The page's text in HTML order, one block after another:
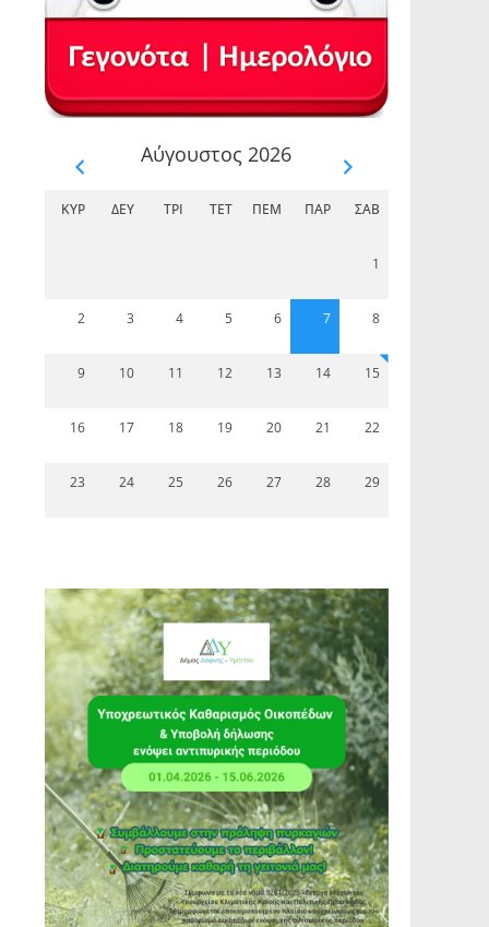
Αύγουστος 2026
ΚΥΡ ΔΕΥ ΤΡΊ ΤΕΤ ΠΈΜ ΠΑΡ ΣΆΒ
1
2 3 4 5 6 7 8
9 10 11 12 13 14 15
16 17 18 19 20 21 22
23 24 25 26 27 28 29